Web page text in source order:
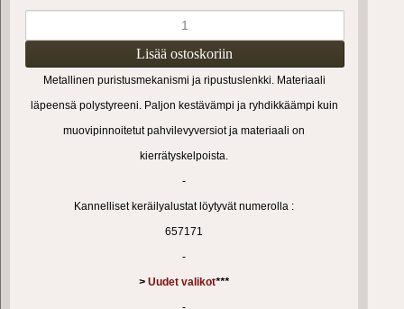
Metallinen puristusmekanismi ja ripustuslenkki. Materiaali
läpeensä polystyreeni. Paljon kestävämpi ja ryhdikkäämpi kuin
muovipinnoitetut pahvilevyversiot ja materiaali on
kierrätyskelpoista.
-
Kannelliset keräilyalustat löytyvät numerolla :
657171
-
> Uudet valikot***